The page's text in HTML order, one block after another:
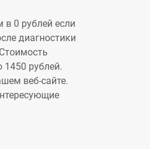
в 0 рублей если
диагностики
1450 рублей.
веб-сайте.